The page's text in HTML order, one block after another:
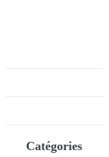
Catégories